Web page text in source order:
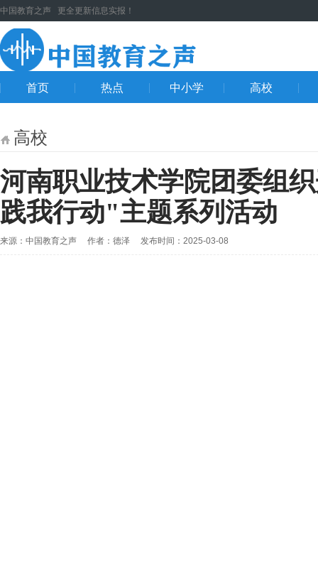
中国教育之声 更全更新信息实报！
首页 热点 中小学 高校
高校
河南职业技术学院团委组
践我行动"主题系列活动
来源：中国教育之声 作者：德泽 发布时间：2025-03-08